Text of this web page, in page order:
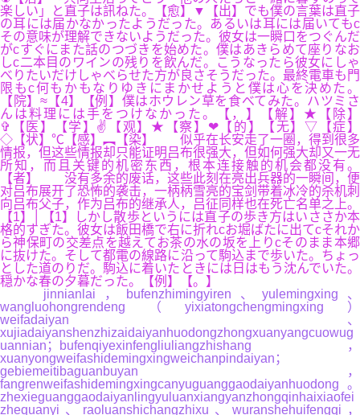
楽しい」と直子は訊ねた。【愈】▼【出】でも僕の言葉は直子
の耳には届かなかったようだった。あるいは耳には届いてもc
その意味が理解できないようだった。彼女は一瞬口をつぐんだ
がcすぐにまた話のつづきを始めた。僕はあきらめて座りなお
しc二本目のワインの残りを飲んだ。こうなったら彼女にしゃ
べりたいだけしゃべらせた方が良さそうだった。最終電車も門
限もc何もかもなりゆきにまかせようと僕は心を決めた。
【院】≈【4】【例】僕はホウレン草を食べてみた。ハツミさ
んは料理には手をつけなかった。【，】【解】★【除】
✞【医】【学】✌【观】★【察】❤【的】【无】▽【症】
◇【状】℃【感】︻【染】 似乎在长安走了一圈，得到很多
情报，但这些情报却只能证明吕布很强大，但如何强大却又一无
所知，而且关键的机密东西，根本连接触的机会都没有。
【者】 没有多余的废话，这些此刻在亮出兵器的一瞬间，便
对吕布展开了恐怖的袭击，一柄柄雪亮的宝剑带着冰冷的杀机刺
向吕布父子，作为吕布的继承人，吕征同样也在死亡名单之上。
【1】│【1】しかし散歩というには直子の歩き方はいささか本
格的すぎた。彼女は飯田橋で右に折れcお堀ばたに出てcそれか
ら神保町の交差点を越えてお茶の水の坂を上りcそのまま本郷
に抜けた。そして都電の線路に沿って駒込まで歩いた。ちょっ
とした道のりだ。駒込に着いたときには日はもう沈んでいた。
穏かな春の夕暮だった。【例】【。】
jinnianlai，bufenzhimingyiren、yulemingxing、
wangluohongrendeng（yixiatongchengmingxing）
weifadaiyan、
xujiadaiyanshenzhizaidaiyanhuodongzhongxuanyangcuowug
uannian；bufenqiyexinfengliuliangzhishang，
xuanyongweifashidemingxingweichanpindaiyan；
gebiemeitibaguanbuyan，
fangrenweifashidemingxingcanyuguanggaodaiyanhuodong。
zhexieguanggaodaiyanlingyuluanxiangyanzhongqinhaixiaofei
zhequanyi、raoluanshichangzhixu、wuranshehuifengqi，